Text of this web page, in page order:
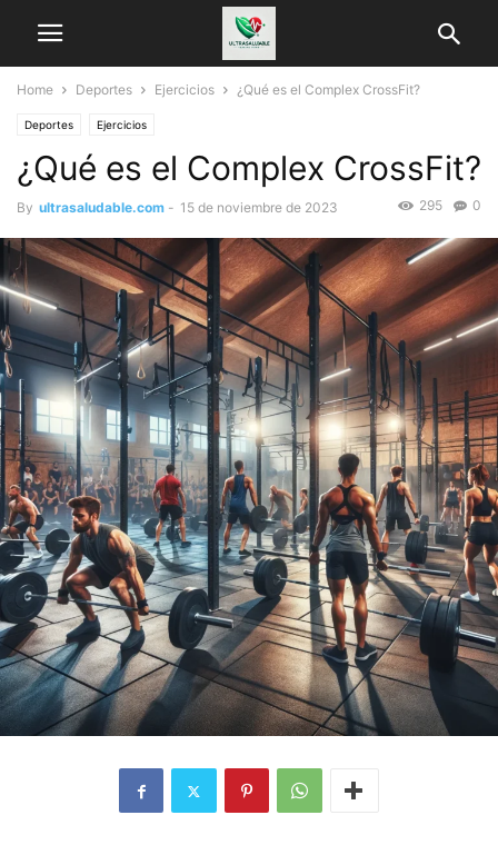
Home Deportes Ejercicios ¿Qué es el Complex CrossFit?
Deportes Ejercicios
¿Qué es el Complex CrossFit?
By ultrasaludable.com - 15 de noviembre de 2023 0
295